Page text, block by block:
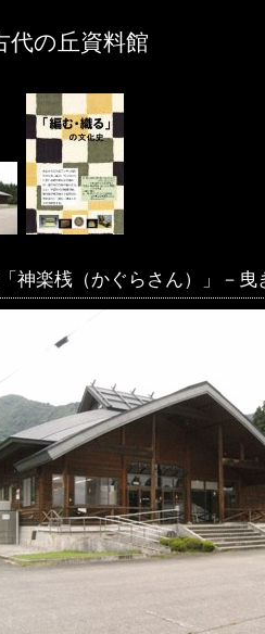
代の丘資料館
神楽桟（かぐらさん）」－曳